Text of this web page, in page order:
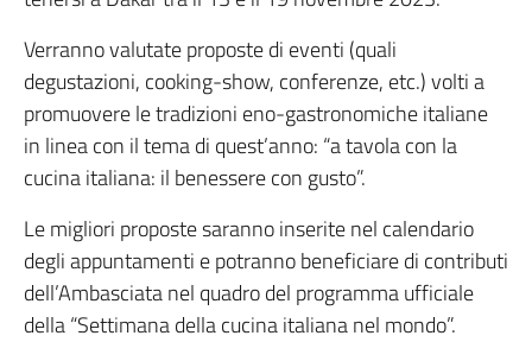
Verranno valutate proposte di eventi (quali
degustazioni, cooking-show, conferenze, etc.) volti a
promuovere le tradizioni eno-gastronomiche italiane
in linea con il tema di quest’anno: “a tavola con la
cucina italiana: il benessere con gusto”.
Le migliori proposte saranno inserite nel calendario
degli appuntamenti e potranno beneficiare di contributi
dell’Ambasciata nel quadro del programma ufficiale
della “Settimana della cucina italiana nel mondo”.